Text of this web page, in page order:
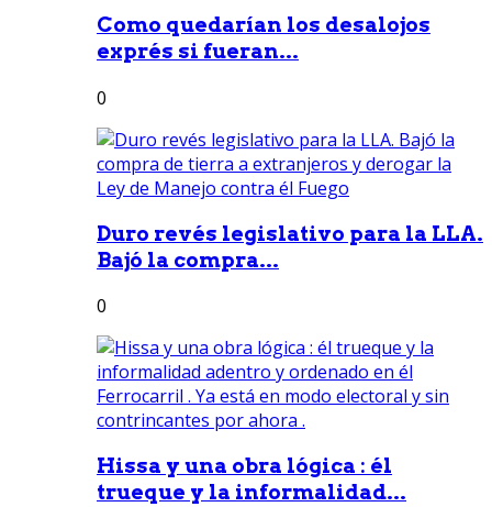
Como quedarían los desalojos
exprés si fueran...
0
Duro revés legislativo para la LLA.
Bajó la compra...
0
Hissa y una obra lógica : él
trueque y la informalidad...